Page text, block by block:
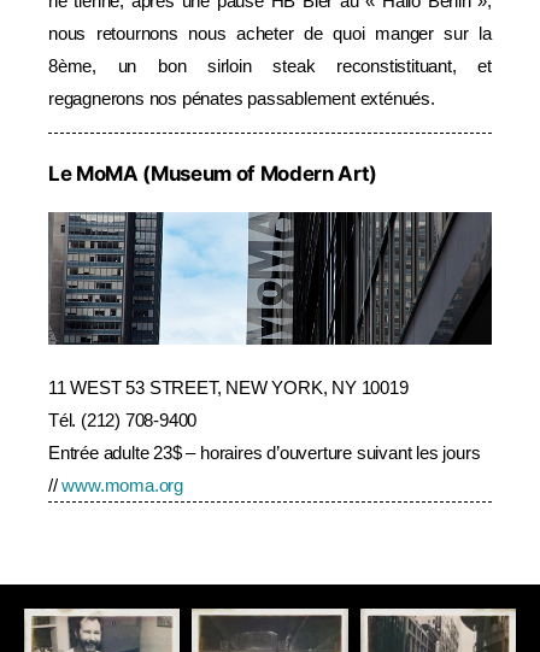
nous retournons nous acheter de quoi manger sur la
8ème, un bon sirloin steak reconstistituant, et
regagnerons nos pénates passablement exténués.
Le MoMA (Museum of Modern Art)
11 WEST 53 STREET, NEW YORK, NY 10019
Tél. (212) 708-9400
Entrée adulte 23$ – horaires d’ouverture suivant les jours
//www.moma.org